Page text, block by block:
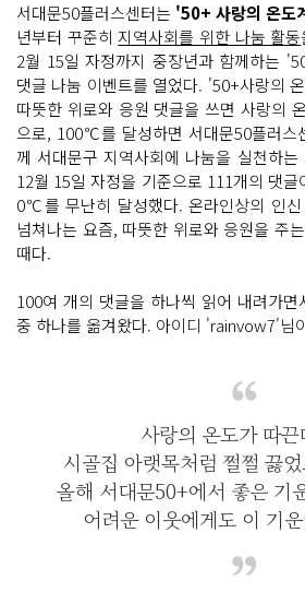
서대문50플러스센터는 '50+ 사랑의 온도
년부터 꾸준히지역사회를 위한 나눔 활동
2월 15일 자정까지 중장년과 함께하는
댓글 나눔 이벤트를 열었다. '50+사랑의
따뜻한 위로와 응원 댓글을 쓰면 사랑의
으로, 100℃를 달성하면 서대문50플러스
께 서대문구 지역사회에 나눔을 실천하
12월 15일 자정을 기준으로 111개의 댓
0℃를 무난히 달성했다. 온라인상의 인신
넘쳐나는 요즘, 따뜻한 위로와 응원을 주
때다.
100여 개의 댓글을 하나씩 읽어 내려가
중 하나를 옮겨왔다. 아이디 'rainvow7'님
사랑의 온도가 따끈
시골집 아랫목처럼 쩔쩔 끓
올해 서대문50+에서 좋은 기
어려운 이웃에게도 이 기